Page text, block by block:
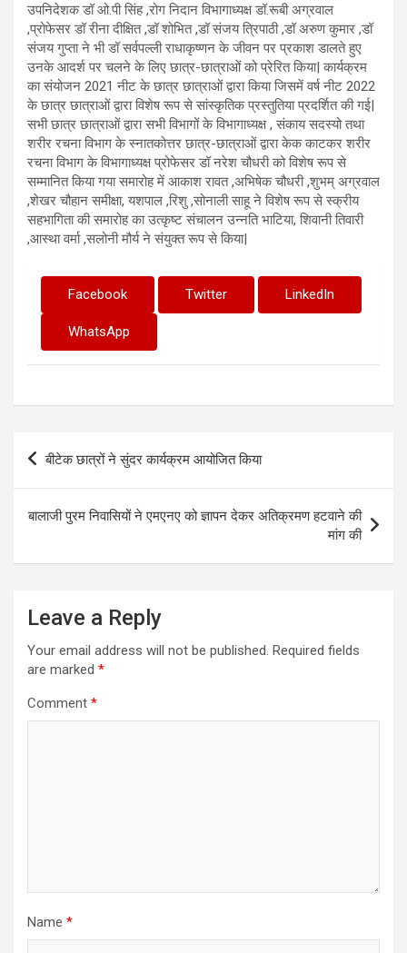
उपनिदेशक डॉ ओ.पी सिंह ,रोग निदान विभागाध्यक्ष डॉ.रूबी अग्रवाल
,प्रोफेसर डॉ रीना दीक्षित ,डॉ शोभित ,डॉ संजय त्रिपाठी ,डॉ अरुण कुमार ,डॉ
संजय गुप्ता ने भी डॉ सर्वपल्ली राधाकृष्णन के जीवन पर प्रकाश डालते हुए
उनके आदर्श पर चलने के लिए छात्र-छात्राओं को प्रेरित किया| कार्यक्रम
का संयोजन 2021 नीट के छात्र छात्राओं द्वारा किया जिसमें वर्ष नीट 2022
के छात्र छात्राओं द्वारा विशेष रूप से सांस्कृतिक प्रस्तुतिया प्रदर्शित की गई|
सभी छात्र छात्राओं द्वारा सभी विभागों के विभागाध्यक्ष , संकाय सदस्यो तथा
शरीर रचना विभाग के स्नातकोत्तर छात्र-छात्राओं द्वारा केक काटकर शरीर
रचना विभाग के विभागाध्यक्ष प्रोफेसर डॉ नरेश चौधरी को विशेष रूप से
सम्मानित किया गया समारोह में आकाश रावत ,अभिषेक चौधरी ,शुभम् अग्रवाल
,शेखर चौहान समीक्षा, यशपाल ,रिशु ,सोनाली साहू ने विशेष रूप से स्क्रीय
सहभागिता की समारोह का उत्कृष्ट संचालन उन्नति भाटिया, शिवानी तिवारी
,आस्था वर्मा ,सलोनी मौर्य ने संयुक्त रूप से किया|
Facebook Twitter LinkedIn
WhatsApp
Post
navigation
बीटेक छात्रों ने सुंदर कार्यक्रम आयोजित किया
बालाजी पुरम निवासियों ने एमएनए को ज्ञापन देकर अतिक्रमण हटवाने की
मांग की
Leave a Reply
Your email address will not be published. Required fields
are marked *
Comment *
Name *